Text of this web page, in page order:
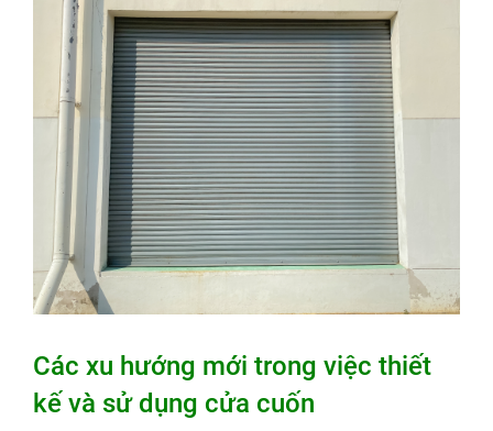
Các xu hướng mới trong việc thiết
kế và sử dụng cửa cuốn